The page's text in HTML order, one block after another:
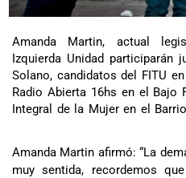
Amanda Martin, actual
Izquierda Unidad participarán
Solano, candidatos del FITU
Radio Abierta 16hs en el Bajo
Integral de la Mujer en el
Amanda Martin afirmó: “La
muy sentida, recordemos